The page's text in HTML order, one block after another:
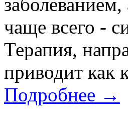
чаще всего -
Терапия,
приводит как
Подробнее →